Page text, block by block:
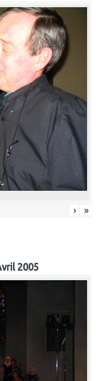
› »
2005